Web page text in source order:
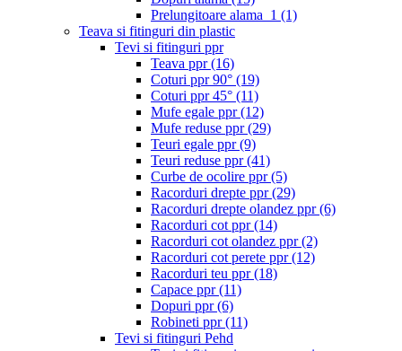
Prelungitoare alama_1 (1)
Teava si fitinguri din plastic
Tevi si fitinguri ppr
Teava ppr(16)
Coturi ppr 90° (19)
Coturi ppr 45° (11)
Mufe egale ppr(12)
Mufe reduse ppr(29)
Teuri egale ppr(9)
Teuri reduse ppr(41)
Curbe de ocolire ppr(5)
Racorduri drepte ppr(29)
Racorduri drepte olandez ppr(6)
Racorduri cot ppr(14)
Racorduri cot olandez ppr(2)
Racorduri cot perete ppr(12)
Racorduri teu ppr(18)
Capace ppr(11)
Dopuri ppr(6)
Robineti ppr(11)
Tevi si fitinguri Pehd